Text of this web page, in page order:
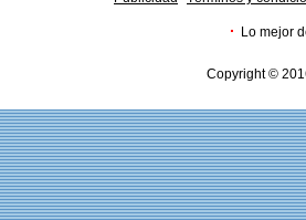
· Lo mejor
Copyright ©